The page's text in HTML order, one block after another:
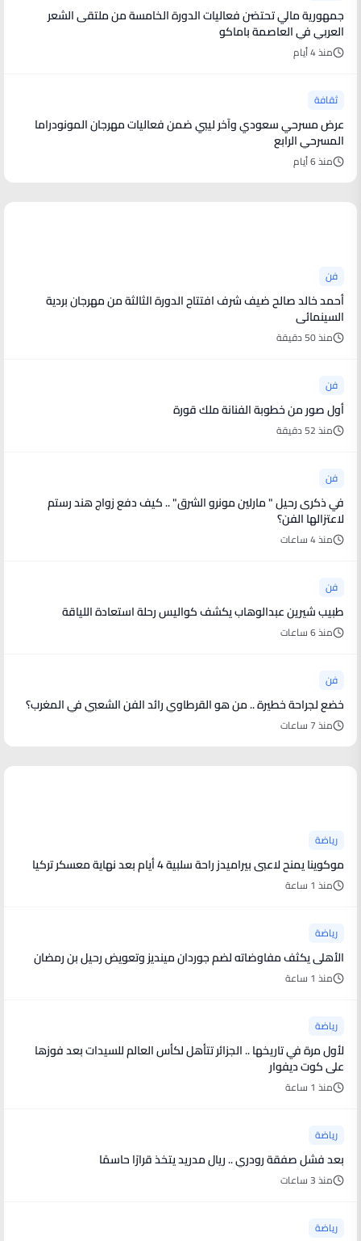
جمهورية مالي تحتضن فعاليات الدورة الخامسة من ملتقى الشعر
العربي في العاصمة باماكو
منذ 4 أيام
ثقافة
عرض مسرحي سعودي وآخر ليبي ضمن فعاليات مهرجان المونودراما
المسرحي الرابع
منذ 6 أيام
فن
أحمد خالد صالح ضيف شرف افتتاح الدورة الثالثة من مهرجان بردية
السينمائى
منذ 50 دقيقة
فن
أول صور من خطوبة الفنانة ملك قورة
منذ 52 دقيقة
فن
في ذكرى رحيل " مارلين مونرو الشرق" .. كيف دفع زواج هند رستم
لاعتزالها الفن؟
منذ 4 ساعات
فن
طبيب شيرين عبدالوهاب يكشف كواليس رحلة استعادة اللياقة
منذ 6 ساعات
فن
خضع لجراحة خطيرة .. من هو القرطاوي رائد الفن الشعبي في المغرب؟
منذ 7 ساعات
رياضة
موكوينا يمنح لاعبى بيراميدز راحة سلبية 4 أيام بعد نهاية معسكر تركيا
منذ 1 ساعة
رياضة
الأهلى يكثف مفاوضاته لضم جوردان مينديز وتعويض رحيل بن رمضان
منذ 1 ساعة
رياضة
لأول مرة في تاريخها .. الجزائر تتأهل لكأس العالم للسيدات بعد فوزها
على كوت ديفوار
منذ 1 ساعة
رياضة
بعد فشل صفقة رودري .. ريال مدريد يتخذ قرارًا حاسمًا
منذ 3 ساعات
رياضة